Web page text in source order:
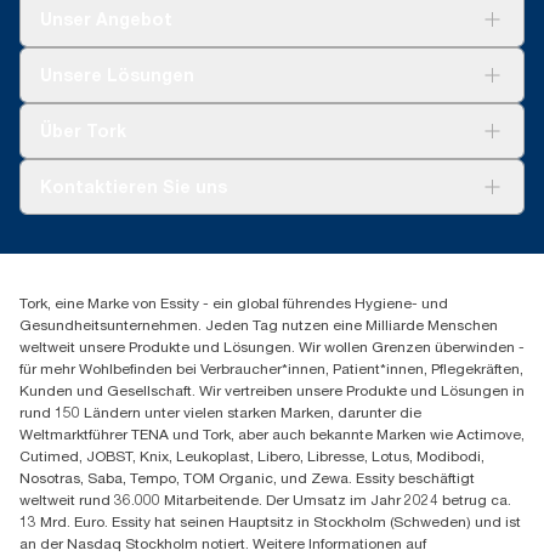
Spenderreklamation
+43 (0) 8 10-22 00 84
Essity Austria Vertriebs GmbH
Am Europlatz 2
1120 Wien
Mo-Do 8:00-16:30 | Fr 8:00-15:00
GLN: 9011111000026
Tork, eine Marke von Essity - ein global führendes Hygiene- und
Gesundheitsunternehmen. Jeden Tag nutzen eine Milliarde Menschen
weltweit unsere Produkte und Lösungen. Wir wollen Grenzen überwinden -
für mehr Wohlbefinden bei Verbraucher*innen, Patient*innen, Pflegekräften,
Kunden und Gesellschaft. Wir vertreiben unsere Produkte und Lösungen in
rund 150 Ländern unter vielen starken Marken, darunter die
Weltmarktführer TENA und Tork, aber auch bekannte Marken wie Actimove,
Cutimed, JOBST, Knix, Leukoplast, Libero, Libresse, Lotus, Modibodi,
Nosotras, Saba, Tempo, TOM Organic, und Zewa. Essity beschäftigt
weltweit rund 36.000 Mitarbeitende. Der Umsatz im Jahr 2024 betrug ca.
13 Mrd. Euro. Essity hat seinen Hauptsitz in Stockholm (Schweden) und ist
an der Nasdaq Stockholm notiert. Weitere Informationen auf